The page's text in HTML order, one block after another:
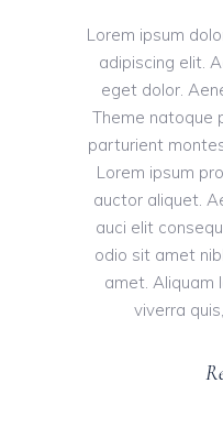
Lorem ipsum
adipiscing elit.
eget dolor.
Theme natoque
parturient
Lorem ipsum
auctor aliquet.
auci elit
odio sit amet
amet. Aliquam
viverra